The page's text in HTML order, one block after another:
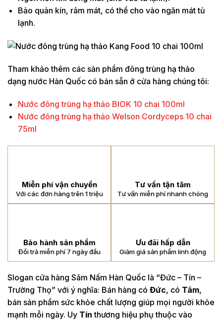
Bảo quản kín, râm mát, có thể cho vào ngăn mát tủ
lạnh.
Tham khảo thêm các sản phẩm đông trùng hạ thảo
dạng nước Hàn Quốc có bán sẵn ở cửa hàng chúng tôi:
Nước đông trùng hạ thảo BIOK 10 chai 100ml
Nước đông trùng hạ thảo Welson Cordyceps 10 chai
75ml
Miễn phí vận chuyển
Với các đơn hàng trên 1 triệu
Tư vấn tận tâm
Tư vấn miễn phí nhanh chóng
Bảo hành sản phẩm
Đổi trả miễn phí 7 ngày đầu
Ưu đãi hấp dẫn
Giảm giá sản phẩm linh động
Slogan cửa hàng Sâm Nấm Hàn Quốc là “Đức – Tín –
Trường Thọ” với ý nghĩa: Bán hàng có Đức, có Tâm,
bán sản phẩm sức khỏe chất lượng giúp mọi người khỏe
mạnh mỗi ngày. Uy Tín thương hiệu phụ thuộc vào